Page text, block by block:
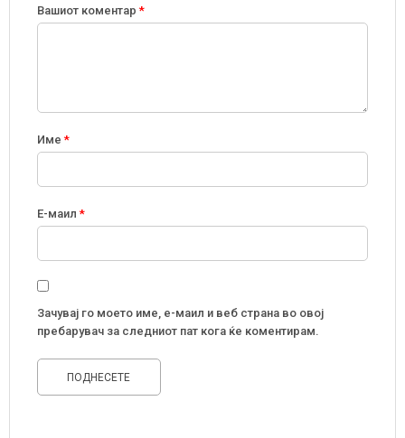
Вашиот коментар *
Име *
Е-маил *
Зачувај го моето име, е-маил и веб страна во овој
пребарувач за следниот пат кога ќе коментирам.